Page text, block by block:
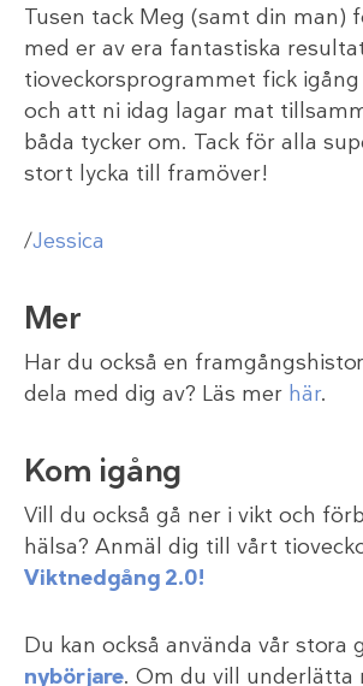
Tusen tack Meg (samt din man)
med er av era fantastiska
tioveckorsprogrammet fick
och att ni idag lagar mat
båda tycker om. Tack för alla
stort lycka till framöver!
/Jessica
Mer
Har du också en
dela med dig av? Läs mer här.
Kom igång
Vill du också gå ner i vikt och
hälsa? Anmäl dig till vårt
Viktnedgång 2.0!
Du kan också använda vår stora
nybörjare. Om du vill